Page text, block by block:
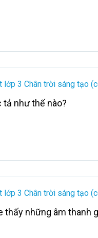
lớp 3 Chân trời sáng tạo
như thế nào?
lớp 3 Chân trời sáng tạo
thấy những âm thanh